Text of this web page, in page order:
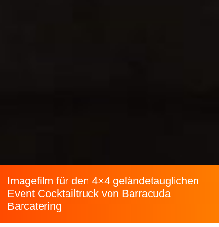
Imagefilm für den 4×4 geländetauglichen
Event Cocktailtruck von Barracuda
Barcatering